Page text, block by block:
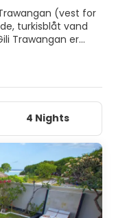
(vest for
turkisblåt vand
Trawangan er
barer
(transfer er
den bedste
kan være
4 Nights